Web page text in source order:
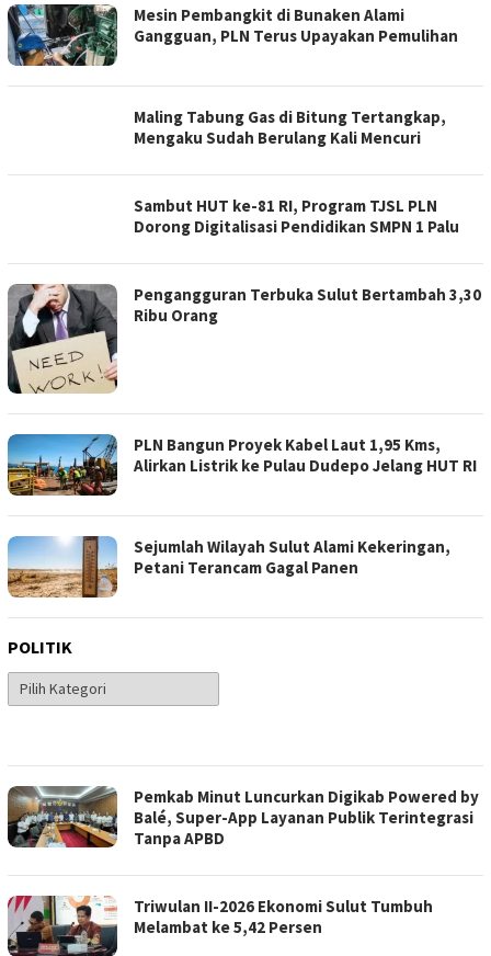
KORAN-
METRO.COM
Mesin Pembangkit di Bunaken Alami
Gangguan, PLN Terus Upayakan Pemulihan
Maling Tabung Gas di Bitung Tertangkap,
Mengaku Sudah Berulang Kali Mencuri
Sambut HUT ke-81 RI, Program TJSL PLN
Dorong Digitalisasi Pendidikan SMPN 1 Palu
Pengangguran Terbuka Sulut Bertambah 3,30
Ribu Orang
PLN Bangun Proyek Kabel Laut 1,95 Kms,
Alirkan Listrik ke Pulau Dudepo Jelang HUT RI
Sejumlah Wilayah Sulut Alami Kekeringan,
Petani Terancam Gagal Panen
POLITIK
politik
Pemkab Minut Luncurkan Digikab Powered by
Balé, Super-App Layanan Publik Terintegrasi
Tanpa APBD
Triwulan II-2026 Ekonomi Sulut Tumbuh
Melambat ke 5,42 Persen